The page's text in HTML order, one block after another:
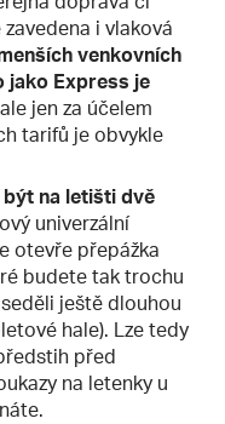
i vlaková
venkovních
jako Express je
jen za účelem
tarifů je obvykle
na letišti dvě
univerzální
otevře přepážka
budete tak trochu
ještě dlouhou
hale). Lze tedy
před
na letenky u